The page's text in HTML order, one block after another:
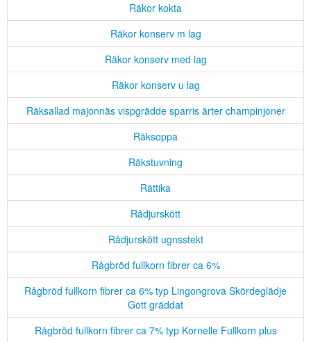
Räkor kokta
Räkor konserv m lag
Räkor konserv med lag
Räkor konserv u lag
Räksallad majonnäs vispgrädde sparris ärter champinjoner
Räksoppa
Räkstuvning
Rättika
Rådjurskött
Rådjurskött ugnsstekt
Rågbröd fullkorn fibrer ca 6%
Rågbröd fullkorn fibrer ca 6% typ Lingongrova Skördeglädje
Gott gräddat
Rågbröd fullkorn fibrer ca 7% typ Kornelle Fullkorn plus